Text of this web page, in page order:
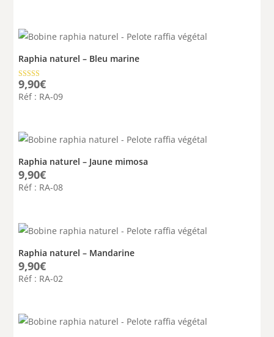
Raphia naturel – Bleu marine
Note
5.00
sur 5
9,90€
Réf : RA-09
Raphia naturel – Jaune mimosa
9,90€
Réf : RA-08
Raphia naturel – Mandarine
9,90€
Réf : RA-02